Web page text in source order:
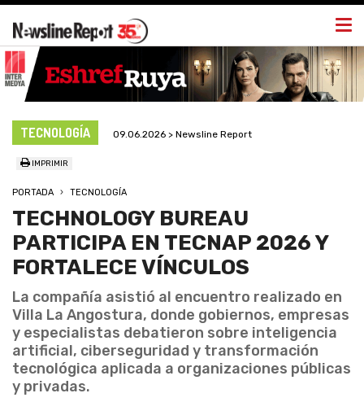
TECNOLOGÍA 09.06.2026 > Newsline Report
IMPRIMIR
PORTADA TECNOLOGÍA
TECHNOLOGY BUREAU
PARTICIPA EN TECNAP 2026 Y
FORTALECE VÍNCULOS
La compañía asistió al encuentro realizado en
Villa La Angostura, donde gobiernos, empresas
y especialistas debatieron sobre inteligencia
artificial, ciberseguridad y transformación
tecnológica aplicada a organizaciones públicas
y privadas.